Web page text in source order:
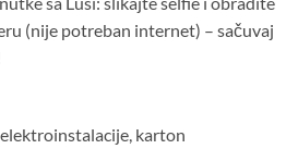
(nije potreban internet) – sačuvaj
karton